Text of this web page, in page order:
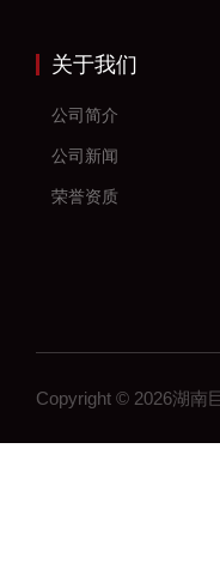
关于我们
公司简介
公司新闻
荣誉资质
Copyright © 2026湖南